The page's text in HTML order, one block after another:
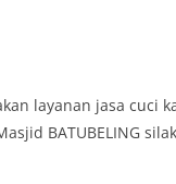
layanan jasa cuci
BATUBELING